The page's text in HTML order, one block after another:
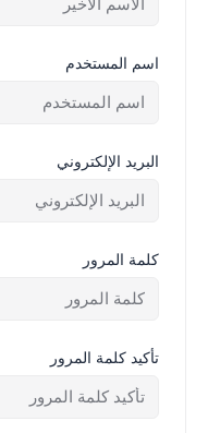
اسم المستخدم
البريد الإلكتروني
كلمة المرور
تأكيد كلمة المرور